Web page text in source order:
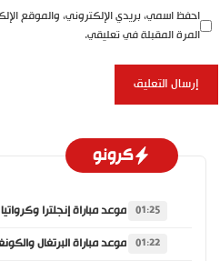
احفظ اسمي، بريدي الإلكتروني، والموقع
المرة المقبلة في تعليقي.
كرونو
01:25
01:22